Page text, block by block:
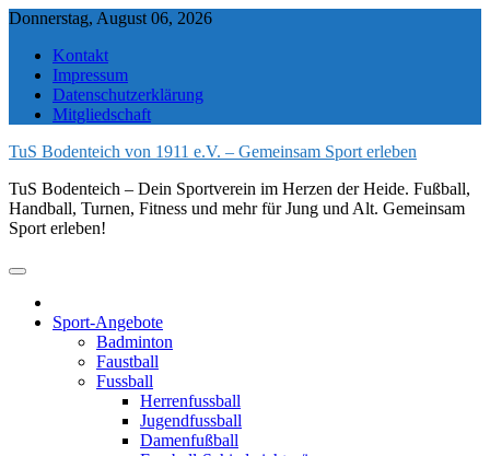
Skip
content
Donnerstag, August 06, 2026
Kontakt
Impressum
Datenschutzerklärung
Mitgliedschaft
TuS Bodenteich von 1911 e.V. – Gemeinsam Sport erleben
TuS Bodenteich – Dein Sportverein im Herzen der Heide. Fußball,
Handball, Turnen, Fitness und mehr für Jung und Alt. Gemeinsam
Sport erleben!
Sport-Angebote
Badminton
Faustball
Fussball
Herrenfussball
Jugendfussball
Damenfußball